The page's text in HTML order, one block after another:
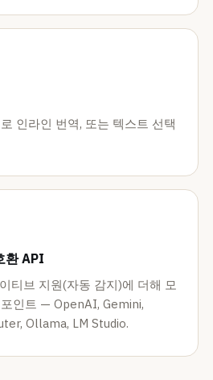
인라인 번역, 또는 텍스트 선택
환 API
티브 지원(자동 감지)에 더해 모
인트 — OpenAI, Gemini,
Ollama, LM Studio.